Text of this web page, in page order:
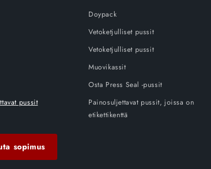
pussit
Doypack
Vetoketjulliset pussit
Vetoketjulliset pussit
Muovikassit
Osta Press Seal -pussit
Painosuljettavat pussit, joissa on
etikettikenttä
sopimus